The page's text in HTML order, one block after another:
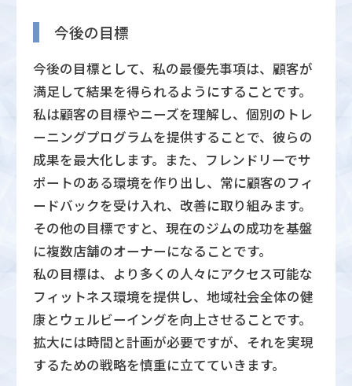
今後の目標
今後の目標として、私の最優先事項は、顧客が
満足して結果を得られるようにすることです。
私は顧客の目標やニーズを理解し、個別のトレ
ーニングプログラムを提供することで、彼らの
成果を最大化します。また、フレンドリーでサ
ポートのある環境を作り出し、常に顧客のフィ
ードバックを受け入れ、改善に取り組みます。
その他の目標ですと、現在のジムの成功を基盤
に複数店舗のオーナーになることです。
私の目標は、より多くの人々にアクセス可能な
フィットネス環境を提供し、地域社会全体の健
康とウェルビーイングを向上させることです。
拡大には時間と計画が必要ですが、それを実現
するための戦略を慎重に立てていきます。